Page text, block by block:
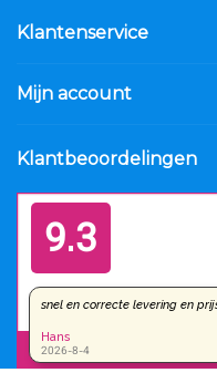
Klantenservice
Mijn account
Klantbeoordelingen